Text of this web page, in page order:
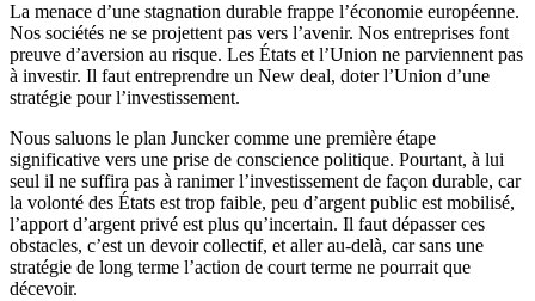
La menace d’une stagnation durable frappe l’économie européenne.
Nos sociétés ne se projettent pas vers l’avenir. Nos entreprises font
preuve d’aversion au risque. Les États et l’Union ne parviennent pas
à investir. Il faut entreprendre un New deal, doter l’Union d’une
stratégie pour l’investissement.
Nous saluons le plan Juncker comme une première étape
significative vers une prise de conscience politique. Pourtant, à lui
seul il ne suffira pas à ranimer l’investissement de façon durable, car
la volonté des États est trop faible, peu d’argent public est mobilisé,
l’apport d’argent privé est plus qu’incertain. Il faut dépasser ces
obstacles, c’est un devoir collectif, et aller au-delà, car sans une
stratégie de long terme l’action de court terme ne pourrait que
décevoir.